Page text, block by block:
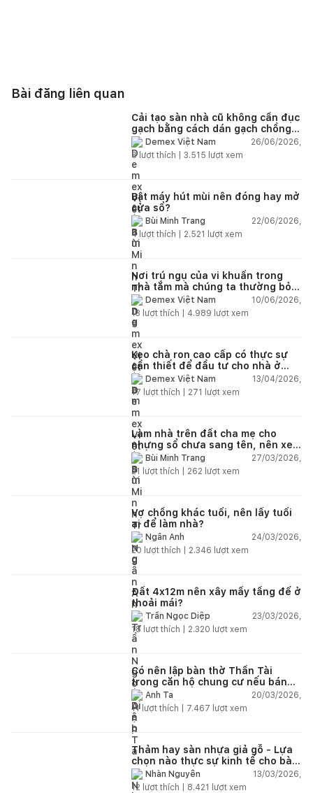
Bài đăng liên quan
Cải tạo sàn nhà cũ không cần đục
gạch bằng cách dán gạch chồng
gạch có được không?
Demex Việt Nam
26/06/2026,
8lượt thích | 3.515 lượt xem
Bật máy hút mùi nên đóng hay mở
cửa sổ?
Bùi Minh Trang
22/06/2026,
4lượt thích | 2.521 lượt xem
Nơi trú ngụ của vi khuẩn trong
nhà tắm mà chúng ta thường bỏ
quaDemex Việt Nam
10/06/2026,
13 lượt thích | 4.989 lượt xem
Keo chà ron cao cấp có thực sự
cần thiết để đầu tư cho nhà ở
dân dụng?
Demex Việt Nam
13/04/2026,
17 lượt thích | 271 lượt xem
Làm nhà trên đất cha mẹ cho
nhưng sổ chưa sang tên, nên xem
tuổi ai?
Bùi Minh Trang
27/03/2026,
21
lượt thích | 262 lượt xem
Vợ chồng khác tuổi, nên lấy tuổi
ai để làm nhà?
Ngân Anh
24/03/2026,
20 lượt thích | 2.346 lượt xem
Đất 4x12m nên xây mấy tầng để ở
thoải mái?
Trần Ngọc Diệp
23/03/2026,
18 lượt thích | 2.320 lượt xem
Có nên lập bàn thờ Thần Tài
trong căn hộ chung cư nếu bán
hàng online?
Anh Ta
20/03/2026,
11lượt thích | 7.467 lượt xem
Thảm hay sàn nhựa giả gỗ - Lựa
chọn nào thực sự kinh tế cho bài
toán lâu dài?
Nhàn Nguyễn
13/03/2026,
12 lượt thích | 8.421 lượt xem